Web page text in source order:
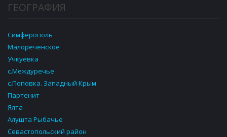
ГЕОГРАФИЯ
Симферополь
Малореченское
Учкуевка
c.Междуречье
с.Поповка. Западный Крым
Партенит
Ялта
Алушта Рыбачье
Севастопольский район